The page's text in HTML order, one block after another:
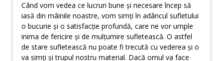
Când vom vedea ce lucruri bune și necesare încep să
iasă din mâinile noastre, vom simți în adâncul sufletului
o bucurie și o satisfacție profundă, care ne vor umple
inima de fericire și de mulțumire sufletească. O astfel
de stare sufletească nu poate fi trecută cu vederea și o
va simți și trupul nostru material. Dacă omul va face